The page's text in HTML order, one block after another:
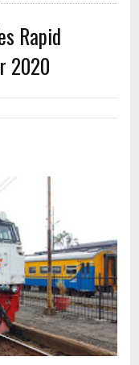
Rapid
2020